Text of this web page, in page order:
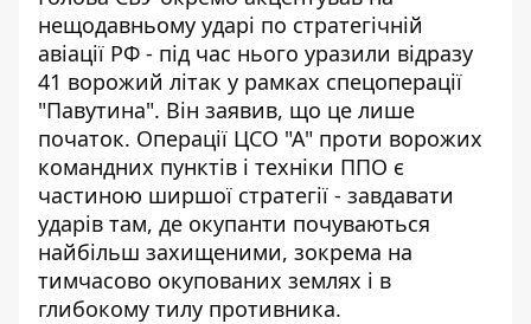
нещодавньому ударі по стратегічній
авіації РФ - під час нього уразили відразу
41 ворожий літак у рамках спецоперації
"Павутина". Він заявив, що це лише
початок. Операції ЦСО "А" проти ворожих
командних пунктів і техніки ППО є
частиною ширшої стратегії - завдавати
ударів там, де окупанти почуваються
найбільш захищеними, зокрема на
тимчасово окупованих землях і в
глибокому тилу противника.